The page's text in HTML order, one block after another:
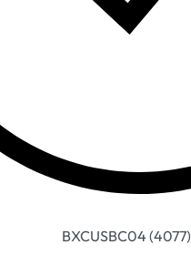
BXCUSBC04 (4077)